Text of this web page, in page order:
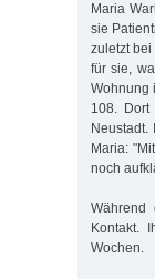
Maria
sie
zuletzt
für sie,
Wohnung
108.
Maria:
noch
Während
Kontakt.
Wochen.